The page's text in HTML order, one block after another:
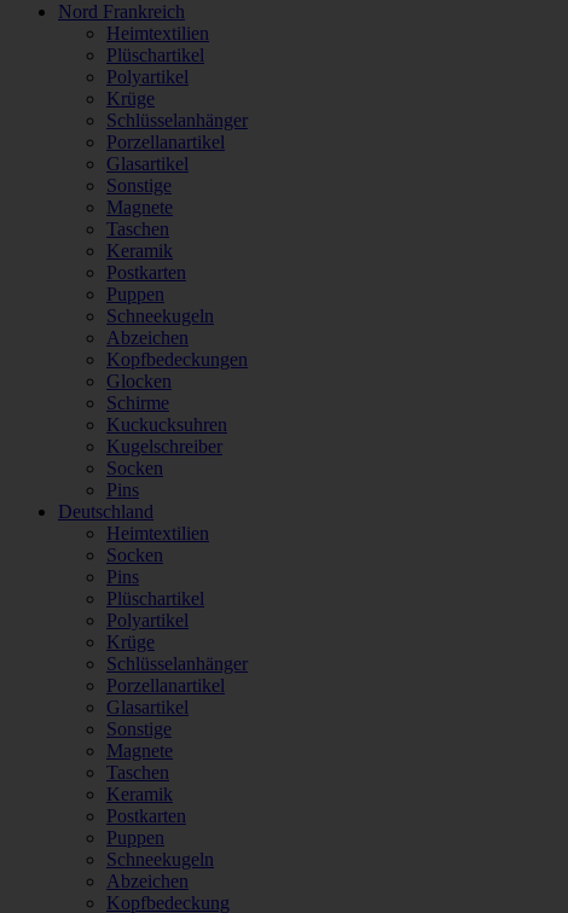
Nord Frankreich
Heimtextilien
Plüschartikel
Polyartikel
Krüge
Schlüsselanhänger
Porzellanartikel
Glasartikel
Sonstige
Magnete
Taschen
Keramik
Postkarten
Puppen
Schneekugeln
Abzeichen
Kopfbedeckungen
Glocken
Schirme
Kuckucksuhren
Kugelschreiber
Socken
Pins
Deutschland
Heimtextilien
Socken
Pins
Plüschartikel
Polyartikel
Krüge
Schlüsselanhänger
Porzellanartikel
Glasartikel
Sonstige
Magnete
Taschen
Keramik
Postkarten
Puppen
Schneekugeln
Abzeichen
Kopfbedeckung